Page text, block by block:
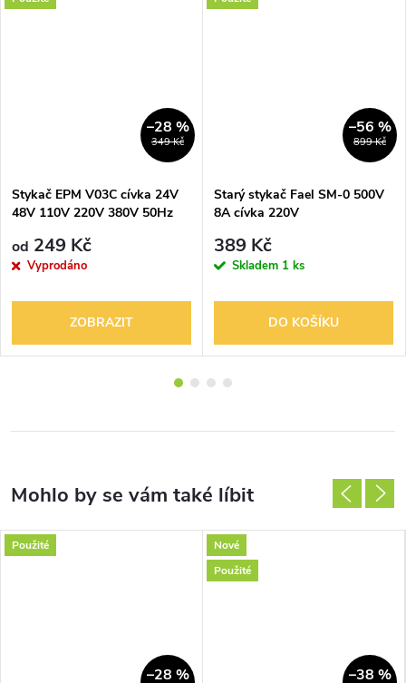
349 Kč
–28 %
Stykač EPM V03C cívka 24V
48V 110V 220V 380V 50Hz
od 249 Kč
Vyprodáno
ZOBRAZIT
899 Kč
–56 %
Starý stykač Fael SM-0 500V
8A cívka 220V
389 Kč
Skladem 1 ks
DO KOŠÍKU
Použité
–28 %
Nové
Použité
–38 %